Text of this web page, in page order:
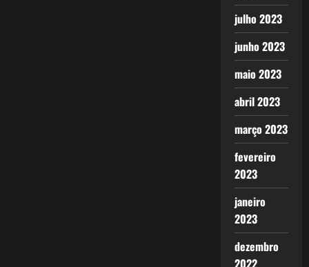
julho 2023
junho 2023
maio 2023
abril 2023
março 2023
fevereiro
2023
janeiro
2023
dezembro
2022